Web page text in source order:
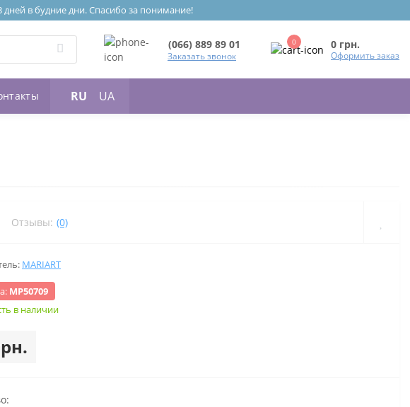
дней в будние дни. Спасибо за понимание!
(066) 889 89 01
Заказать звонок
0 0 грн.
Оформить заказ
RU UA
Отзывы: (0)
MARIART
МР50709
в наличии